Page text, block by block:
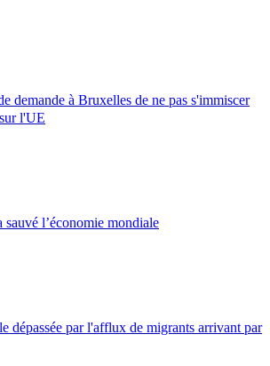
demande à Bruxelles de ne pas s'immiscer
l'UE
l’économie mondiale
dépassée par l'afflux de migrants arrivant par